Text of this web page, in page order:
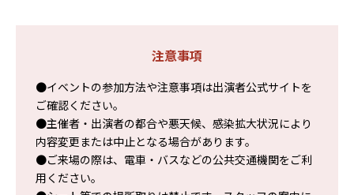
注意事項
●イベントの参加方法や注意事項は出演者公式サイトを
ご確認ください。
●主催者・出演者の都合や悪天候、感染拡大状況により
内容変更または中止となる場合があります。
●ご来場の際は、電車・バスなどの公共交通機関をご利
用ください。